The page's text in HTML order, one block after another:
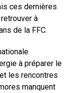
ces dernières
à
de la FFC.
à préparer le
les rencontres
manquent